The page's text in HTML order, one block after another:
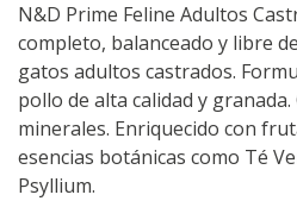
N&D Prime Feline Adultos
completo, balanceado y libre
gatos adultos castrados.
pollo de alta calidad y
minerales. Enriquecido con
esencias botánicas como Té
Psyllium.